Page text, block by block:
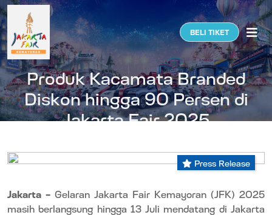
BELI TIKET
Produk Kacamata Branded
Diskon hingga 90 Persen di
Jakarta Fair 2025
Press Release
Jakarta – Gelaran Jakarta Fair Kemayoran (JFK) 2025
masih berlangsung hingga 13 Juli mendatang di Jakarta